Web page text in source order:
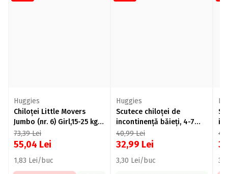
Huggies
Chiloței Little Movers
Jumbo (nr. 6) Girl,15-25 kg,
30 buc.
73,39Lei
55,04 Lei
1,83 Lei/buc
Huggies
Scutece chiloței de
incontinență băieți, 4-7
ani, 17-30kg, 10 buc
40,99Lei
32,99 Lei
3,30 Lei/buc